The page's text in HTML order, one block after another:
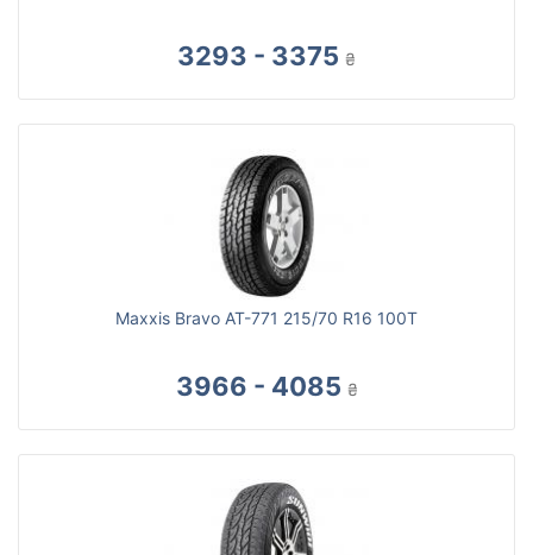
3293 - 3375 ₴
Maxxis Bravo AT-771 215/70 R16 100T
3966 - 4085 ₴